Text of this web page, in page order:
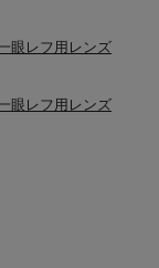
眼レフ用レンズ
眼レフ用レンズ